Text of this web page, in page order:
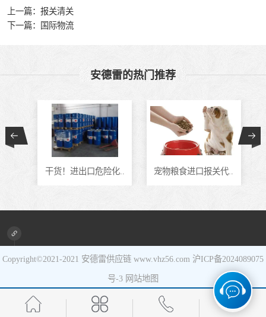
上一篇： 报关清关
下一篇：
国际物流
安德雷的热门推荐
干货！进出口危险化.. 宠物粮食进口报关代..
Copyright©2021-2021 安德雷供应链 www.vhz56.com 沪ICP备2024089075
号-3 网站地图
危化品进口
化妆品进口
食品进口